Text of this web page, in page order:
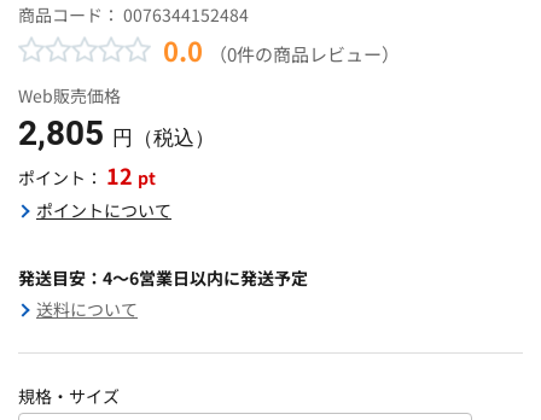
商品コード： 0076344152484
0.0 （0件の商品レビュー）
Web販売価格
2,805 円（税込）
ポイント： 12 pt
ポイントについて
発送目安：4～6営業日以内に発送予定
送料について
規格・サイズ